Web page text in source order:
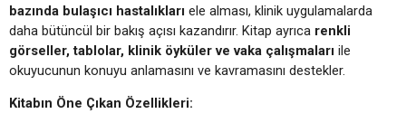
bazında bulaşıcı hastalıkları ele alması, klinik uygulamalarda
daha bütüncül bir bakış açısı kazandırır. Kitap ayrıca renkli
görseller, tablolar, klinik öyküler ve vaka çalışmaları ile
okuyucunun konuyu anlamasını ve kavramasını destekler.
Kitabın Öne Çıkan Özellikleri: